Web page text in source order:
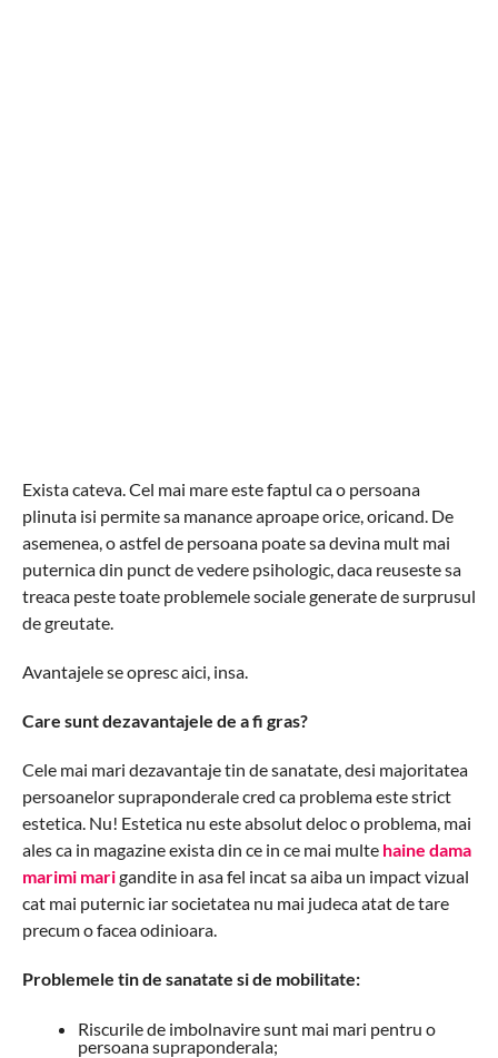
Exista cateva. Cel mai mare este faptul ca o persoana
plinuta isi permite sa manance aproape orice, oricand. De
asemenea, o astfel de persoana poate sa devina mult mai
puternica din punct de vedere psihologic, daca reuseste sa
treaca peste toate problemele sociale generate de surprusul
de greutate.
Avantajele se opresc aici, insa.
Care sunt dezavantajele de a fi gras?
Cele mai mari dezavantaje tin de sanatate, desi majoritatea
persoanelor supraponderale cred ca problema este strict
estetica. Nu! Estetica nu este absolut deloc o problema, mai
ales ca in magazine exista din ce in ce mai multe haine dama
marimi marigandite in asa fel incat sa aiba un impact vizual
cat mai puternic iar societatea nu mai judeca atat de tare
precum o facea odinioara.
Problemele tin de sanatate si de mobilitate:
Riscurile de imbolnavire sunt mai mari pentru o
persoana supraponderala;